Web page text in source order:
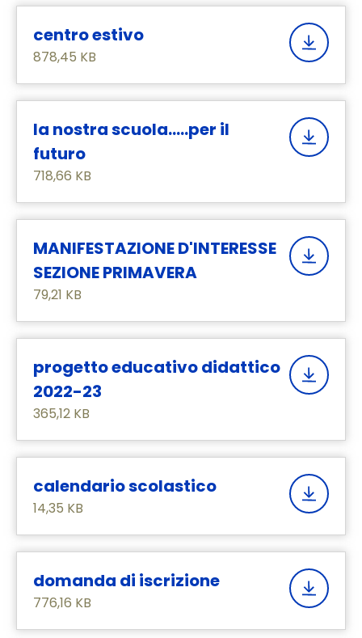
centro estivo
878,45 KB
la nostra scuola.....per il
futuro
718,66 KB
MANIFESTAZIONE D'INTERESSE
SEZIONE PRIMAVERA
79,21 KB
progetto educativo didattico
2022-23
365,12 KB
calendario scolastico
14,35 KB
domanda di iscrizione
776,16 KB